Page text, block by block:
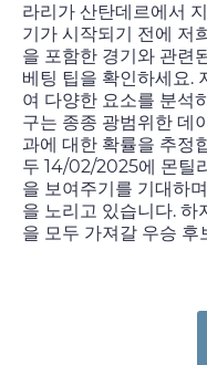
라리가 산탄데르에서
기가 시작되기 전에 저
을 포함한 경기와 관련
베팅 팁을 확인하세요.
여 다양한 요소를 분석
구는 종종 광범위한 데
과에 대한 확률을 추정
두 14/02/2025에 몬틸
을 보여주기를 기대하
을 노리고 있습니다. 하
을 모두 가져갈 우승